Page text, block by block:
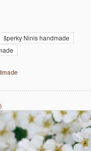
šperky Ninis handmade